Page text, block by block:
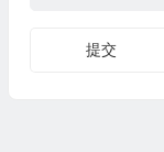
提交